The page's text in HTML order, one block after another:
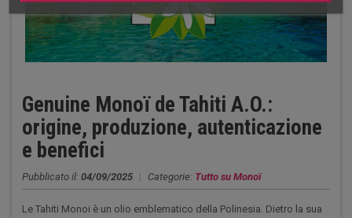
Genuine Monoï de Tahiti A.O.:
origine, produzione, autenticazione
e benefici
Pubblicato il: 04/09/2025 | Categorie: Tutto su Monoï
Le Tahiti Monoi è un olio emblematico della Polinesia. Dietro la sua